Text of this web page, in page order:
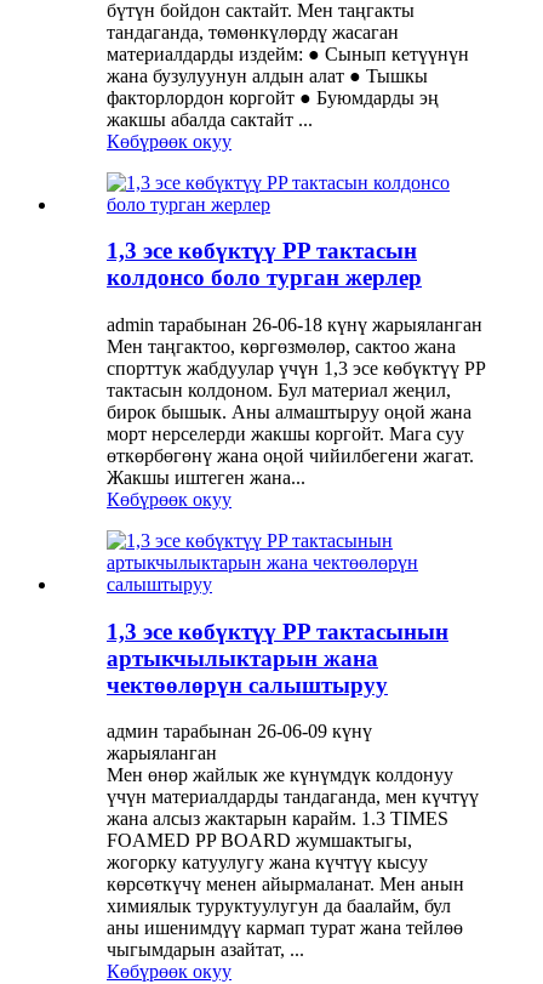
бүтүн бойдон сактайт. Мен таңгакты
тандаганда, төмөнкүлөрдү жасаган
материалдарды издейм: ● Сынып кетүүнүн
жана бузулуунун алдын алат ● Тышкы
факторлордон коргойт ● Буюмдарды эң
жакшы абалда сактайт ...
Көбүрөөк окуу
1,3 эсе көбүктүү PP тактасын
колдонсо боло турган жерлер
admin тарабынан 26-06-18 күнү жарыяланган
Мен таңгактоо, көргөзмөлөр, сактоо жана
спорттук жабдуулар үчүн 1,3 эсе көбүктүү PP
тактасын колдоном. Бул материал жеңил,
бирок бышык. Аны алмаштыруу оңой жана
морт нерселерди жакшы коргойт. Мага суу
өткөрбөгөнү жана оңой чийилбегени жагат.
Жакшы иштеген жана...
Көбүрөөк окуу
1,3 эсе көбүктүү PP тактасынын
артыкчылыктарын жана
чектөөлөрүн салыштыруу
админ тарабынан 26-06-09 күнү
жарыяланган
Мен өнөр жайлык же күнүмдүк колдонуу
үчүн материалдарды тандаганда, мен күчтүү
жана алсыз жактарын карайм. 1.3 TIMES
FOAMED PP BOARD жумшактыгы,
жогорку катуулугу жана күчтүү кысуу
көрсөткүчү менен айырмаланат. Мен анын
химиялык туруктуулугун да баалайм, бул
аны ишенимдүү кармап турат жана тейлөө
чыгымдарын азайтат, ...
Көбүрөөк окуу